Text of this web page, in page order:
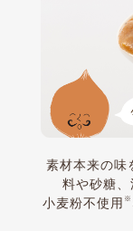
素材本来の味
料や砂糖、
小麦粉不使用 ※